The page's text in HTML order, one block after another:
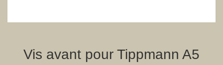
Vis avant pour Tippmann A5